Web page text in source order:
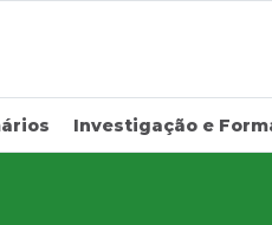
Investigação e